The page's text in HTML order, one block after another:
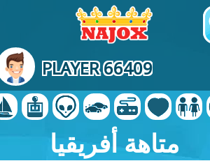
PLAYER 66409
متاهة أفريقيا